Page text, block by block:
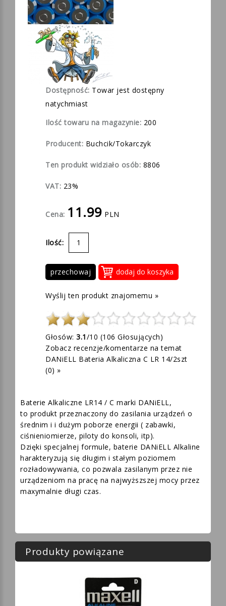
Dostępność: Towar jest dostępny
natychmiast
Ilość towaru na magazynie: 200
Producent: Buchcik/Tokarczyk
Ten produkt widziało osób: 8806
VAT: 23%
Cena: 11.99 PLN
Ilość:
przechowaj
Wyślij ten produkt znajomemu »
Głosów: 3.1/10 (106 Głosujących)
Zobacz recenzje/komentarze na temat
DANiELL Bateria Alkaliczna C LR 14/2szt
(0) »
Baterie Alkaliczne LR14 / C marki DANiELL,
to produkt przeznaczony do zasilania urządzeń o
średnim i i dużym poborze energii ( zabawki,
ciśnieniomierze, piloty do konsoli, itp).
Dzięki specjalnej formule, baterie DANiELL Alkaline
harakteryzują się długim i stałym poziomem
rozładowywania, co pozwala zasilanym przez nie
urządzeniom na pracę na najwyższszej mocy przez
maxymalnie długi czas.
Produkty powiązane